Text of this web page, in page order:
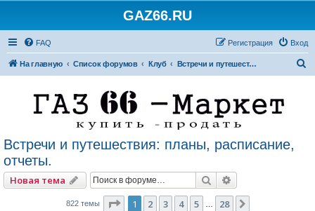
GAZ66.RU
FAQ Вход
Регистрация
На главную Список форумов Клуб Встречи и путешествия: планы, расписание, отчеты.
Встречи и путешествия: планы, расписание,
отчеты.
Новая тема Поиск
822 темы Страница из 28
1 2 3 4 5 28